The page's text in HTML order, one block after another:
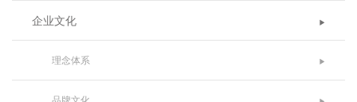
企业文化
理念体系